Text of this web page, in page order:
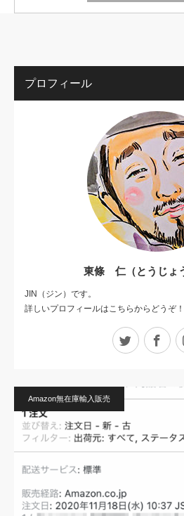
プロフィール
東條 仁（とうじょ
JIN（ジン）です。
詳しいプロフィールはこちらからどうぞ！
Twitter
Amazon無在庫輸入販売